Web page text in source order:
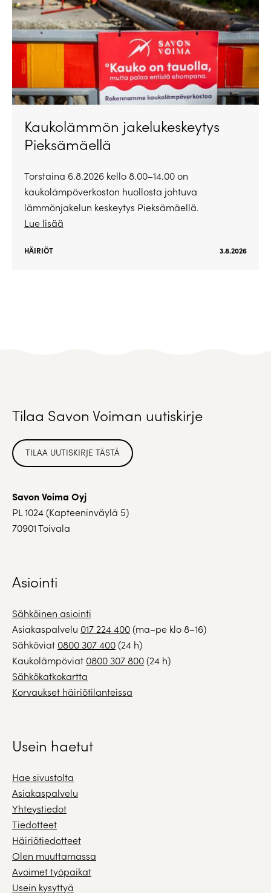
Kaukolämmön jakelukeskeytys
Pieksämäellä
Torstaina 6.8.2026 kello 8.00–14.00 on
kaukolämpöverkoston huollosta johtuva
lämmönjakelun keskeytys Pieksämäellä.
Lue lisää
HÄIRIÖT 3.8.2026
Tilaa Savon Voiman uutiskirje
TILAA UUTISKIRJE TÄSTÄ
Savon Voima Oyj
PL 1024 (Kapteeninväylä 5)
70901 Toivala
Asiointi
Sähköinen asiointi
Asiakaspalvelu 017 224 400(ma–pe klo 8–16)
Sähköviat 0800 307 400(24 h)
Kaukolämpöviat 0800 307 800(24 h)
Sähkökatkokartta
Korvaukset häiriötilanteissa
Usein haetut
Hae sivustolta
Asiakaspalvelu
Yhteystiedot
Tiedotteet
Häiriötiedotteet
Olen muuttamassa
Avoimet työpaikat
Usein kysyttyä